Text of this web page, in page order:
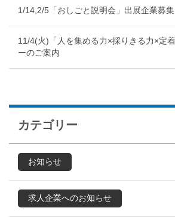
1/14,2/5「おしごと説明会」出展企業募集
11/4(火)「人を集める力×採りきる力×定
ーのご案内
カテゴリー
お知らせ
求人企業へのお知らせ